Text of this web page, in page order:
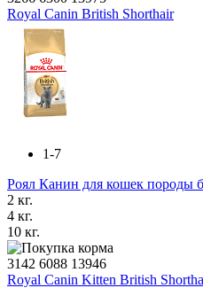
Royal Canin British Shorthair
1-7
Роял Канин для кошек породы
2 кг.
4 кг.
10 кг.
3142 6088 13946
Royal Canin Kitten British